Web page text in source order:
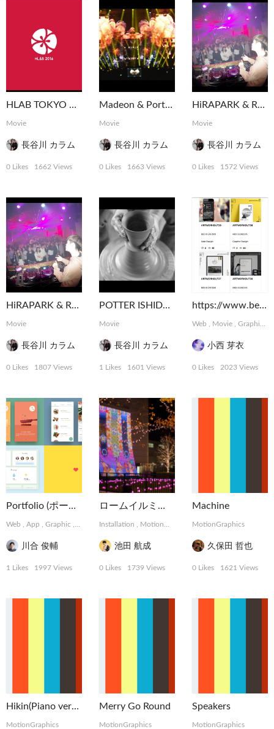
HLAB TOKYO 2016 Ending Movie
Movie
長谷川 カラム
0 Likes 1662 Views
Madeon & Porter Robinson Shelter Tour Tokyo
Movie
長谷川 カラム
0 Likes 1663 Views
HiRAPARK & Rave Republic @ ELE TOKYO
Movie
長谷川 カラム
0 Likes 1572 Views
HiRAPARK & Rave Republic @ ELE TOKYO
Movie
長谷川 カラム
0 Likes 1807 Views
POTTER ISHIDA ICHIHEI
Movie
長谷川 カラム
1 Likes 1601 Views
https://www.behance.net/meikonishi
Web Movie ,Graphic
小西 芽衣
0 Likes 2023 Views
Portfolio (ポートフォリオ)
Web App Graphic Installation, MotionGraphics
川合 俊輔
1 Likes 1997 Views
ロームイルミネーション 2015
Installation MotionGraphics ,Other
池田 航成
0 Likes 1739 Views
Machine
MotionGraphics
久保田 哲也
0 Likes 1621 Views
Hikin(Piano version)
MotionGraphics
Merry Go Round
MotionGraphics
Speakers
MotionGraphics